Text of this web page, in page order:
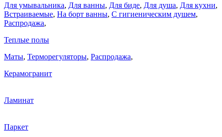
Для умывальника, Для ванны, Для биде, Для душа, Для кухни,
Встраиваемые, На борт ванны, C гигиеническим душем,
Распродажа,
Теплые полы
Маты, Терморегуляторы, Распродажа,
Керамогранит
Ламинат
Паркет